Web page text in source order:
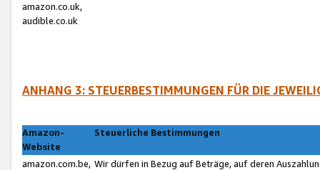
amazon.co.uk,
audible.co.uk
ANHANG 3: STEUERBESTIMMUNGEN FÜR DIE
Amazon-
Website
Steuerliche Bestimmungen
amazon.com.be, Wir dürfen in Bezug auf Beträge, auf deren